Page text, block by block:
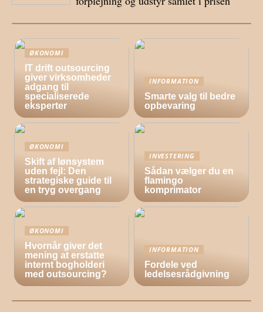
ØKONOMI
IT drift outsourcing
giver virksomheder
adgang til
specialiserede
eksperter
INFORMATION
Smarte valg til bedre
opbevaring
ØKONOMI
Skift af lønsystem
uden fejl: Den
strategiske guide til
en tryg overgang
INVESTERING
Sådan vælger du en
flamingo
komprimator
ØKONOMI
Hvornår giver det
mening at erstatte
internt bogholderi
med outsourcing?
INFORMATION
Fordele ved
ledelsesrådgivning